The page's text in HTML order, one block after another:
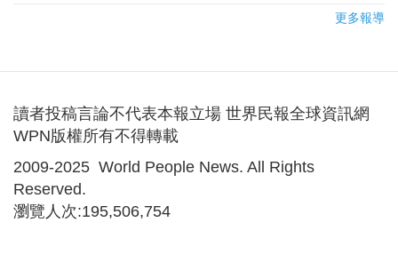
更多報導
讀者投稿言論不代表本報立場 世界民報全球資訊網
WPN版權所有不得轉載
2009-2025 World People News. All Rights
Reserved.
瀏覽人次:195,506,754